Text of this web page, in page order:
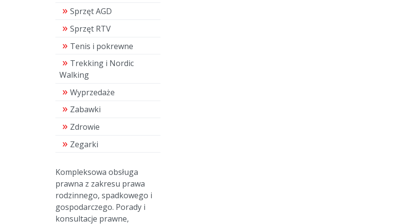
Sprzęt AGD
Sprzęt RTV
Tenis i pokrewne
Trekking i Nordic
Walking
Wyprzedaże
Zabawki
Zdrowie
Zegarki
Kompleksowa obsługa
prawna z zakresu prawa
rodzinnego, spadkowego i
gospodarczego. Porady i
konsultacje prawne,